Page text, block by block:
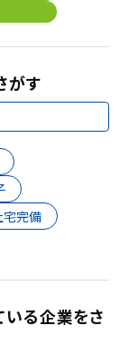
がす
宅完備
る企業をさ